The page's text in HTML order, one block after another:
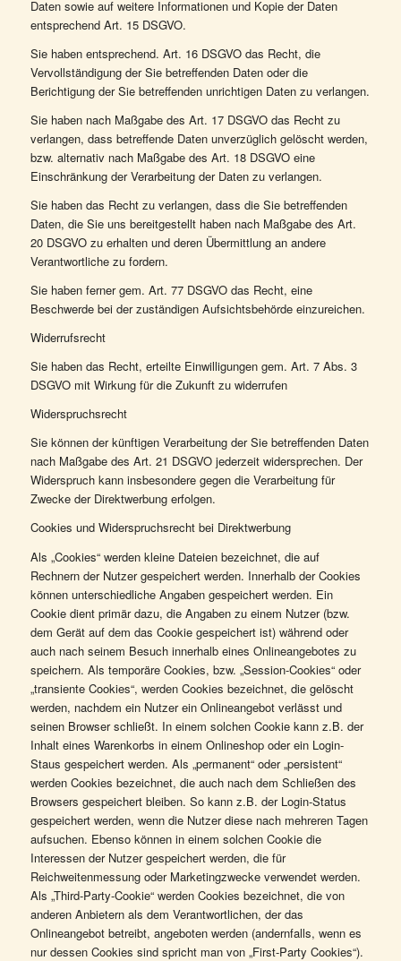
Daten sowie auf weitere Informationen und Kopie der Daten
entsprechend Art. 15 DSGVO.
Sie haben entsprechend. Art. 16 DSGVO das Recht, die
Vervollständigung der Sie betreffenden Daten oder die
Berichtigung der Sie betreffenden unrichtigen Daten zu verlangen.
Sie haben nach Maßgabe des Art. 17 DSGVO das Recht zu
verlangen, dass betreffende Daten unverzüglich gelöscht werden,
bzw. alternativ nach Maßgabe des Art. 18 DSGVO eine
Einschränkung der Verarbeitung der Daten zu verlangen.
Sie haben das Recht zu verlangen, dass die Sie betreffenden
Daten, die Sie uns bereitgestellt haben nach Maßgabe des Art.
20 DSGVO zu erhalten und deren Übermittlung an andere
Verantwortliche zu fordern.
Sie haben ferner gem. Art. 77 DSGVO das Recht, eine
Beschwerde bei der zuständigen Aufsichtsbehörde einzureichen.
Widerrufsrecht
Sie haben das Recht, erteilte Einwilligungen gem. Art. 7 Abs. 3
DSGVO mit Wirkung für die Zukunft zu widerrufen
Widerspruchsrecht
Sie können der künftigen Verarbeitung der Sie betreffenden Daten
nach Maßgabe des Art. 21 DSGVO jederzeit widersprechen. Der
Widerspruch kann insbesondere gegen die Verarbeitung für
Zwecke der Direktwerbung erfolgen.
Cookies und Widerspruchsrecht bei Direktwerbung
Als „Cookies“ werden kleine Dateien bezeichnet, die auf
Rechnern der Nutzer gespeichert werden. Innerhalb der Cookies
können unterschiedliche Angaben gespeichert werden. Ein
Cookie dient primär dazu, die Angaben zu einem Nutzer (bzw.
dem Gerät auf dem das Cookie gespeichert ist) während oder
auch nach seinem Besuch innerhalb eines Onlineangebotes zu
speichern. Als temporäre Cookies, bzw. „Session-Cookies“ oder
„transiente Cookies“, werden Cookies bezeichnet, die gelöscht
werden, nachdem ein Nutzer ein Onlineangebot verlässt und
seinen Browser schließt. In einem solchen Cookie kann z.B. der
Inhalt eines Warenkorbs in einem Onlineshop oder ein Login-
Staus gespeichert werden. Als „permanent“ oder „persistent“
werden Cookies bezeichnet, die auch nach dem Schließen des
Browsers gespeichert bleiben. So kann z.B. der Login-Status
gespeichert werden, wenn die Nutzer diese nach mehreren Tagen
aufsuchen. Ebenso können in einem solchen Cookie die
Interessen der Nutzer gespeichert werden, die für
Reichweitenmessung oder Marketingzwecke verwendet werden.
Als „Third-Party-Cookie“ werden Cookies bezeichnet, die von
anderen Anbietern als dem Verantwortlichen, der das
Onlineangebot betreibt, angeboten werden (andernfalls, wenn es
nur dessen Cookies sind spricht man von „First-Party Cookies“).